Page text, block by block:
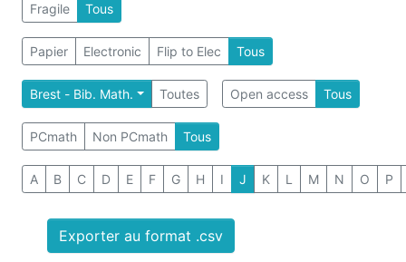
Fragile Tous
Papier Electronic Flip to Elec Tous
Brest - Bib. Math. Toutes Open access Tous
PCmath Non PCmath Tous
A B C D E F G H I J K L M N O P
Exporter au format .csv